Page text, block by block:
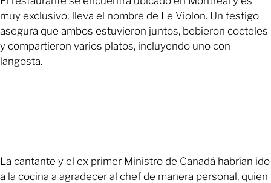
muy exclusivo; lleva el nombre de Le Violon. Un testigo
asegura que ambos estuvieron juntos, bebieron cocteles
y compartieron varios platos, incluyendo uno con
langosta.
La cantante y el ex primer Ministro de Canadá habrían ido
a la cocina a agradecer al chef de manera personal, quien